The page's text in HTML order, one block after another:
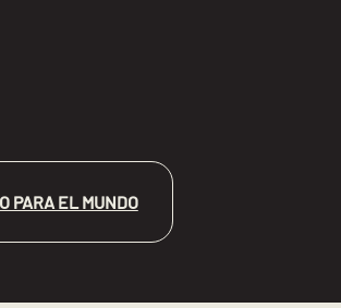
PARA EL MUNDO